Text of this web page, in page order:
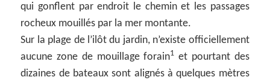
qui gonflent par endroit le chemin et les passages
rocheux mouillés par la mer montante.
Sur la plage de l’ilôt du jardin, n’existe officiellement
aucune zone de mouillage forain1 et pourtant des
dizaines de bateaux sont alignés à quelques mètres